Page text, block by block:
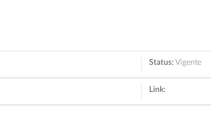
Status: Vigente
Link: